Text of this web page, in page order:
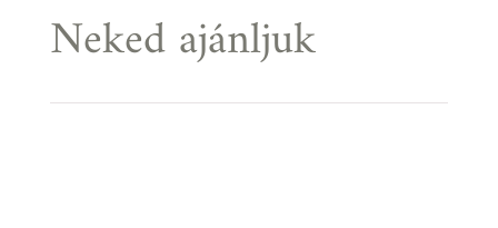
Neked ajánljuk